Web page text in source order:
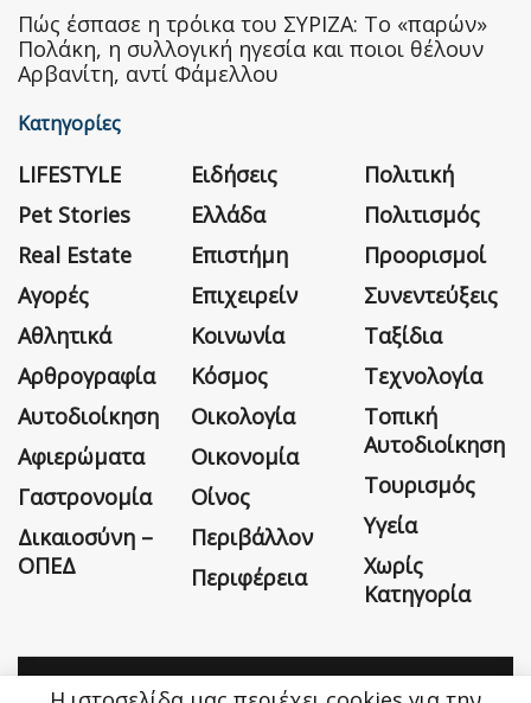
Πώς έσπασε η τρόικα του ΣΥΡΙΖΑ: Το «παρών»
Πολάκη, η συλλογική ηγεσία και ποιοι θέλουν
Αρβανίτη, αντί Φάμελλου
Κατηγορίες
LIFESTYLE
Pet Stories
Real Estate
Αγορές
Αθλητικά
Αρθρογραφία
Αυτοδιοίκηση
Αφιερώματα
Γαστρονομία
Δικαιοσύνη –
ΟΠΕΔ
Ειδήσεις
Ελλάδα
Επιστήμη
Επιχειρείν
Κοινωνία
Κόσμος
Οικολογία
Οικονομία
Οίνος
Περιβάλλον
Περιφέρεια
Πολιτική
Πολιτισμός
Προορισμοί
Συνεντεύξεις
Ταξίδια
Τεχνολογία
Τοπική
Αυτοδιοίκηση
Τουρισμός
Υγεία
Χωρίς
Κατηγορία